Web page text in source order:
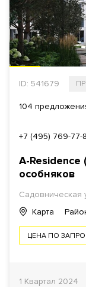
ID: 541679
104
+7 (495) 769-77-
A-Residence
особняков
Садовническая
Карта
ЦЕНА ПО
1 Квартал 2024